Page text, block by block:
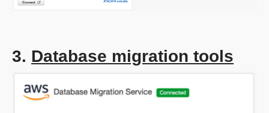
3. Database migration tools